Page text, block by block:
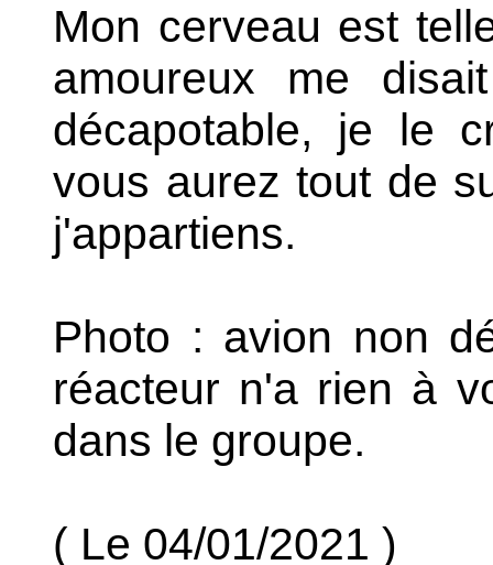
Mon cerveau est
amoureux me
décapotable, je le
vous aurez tout de
j'appartiens.
Photo : avion non
réacteur n'a rien à
dans le groupe.
( Le 04/01/2021 )